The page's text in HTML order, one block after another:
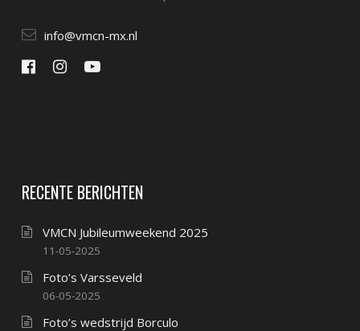
info@vmcn-mx.nl
RECENTE BERICHTEN
VMCN Jubileumweekend 2025
11-05-2025
Foto’s Varsseveld
06-05-2025
Foto’s wedstrijd Borculo